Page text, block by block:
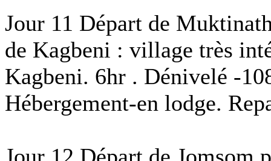
Jour 11 Départ de
de Kagbeni : village très
Kagbeni. 6hr . Dénivelé -
Hébergement-en lodge.